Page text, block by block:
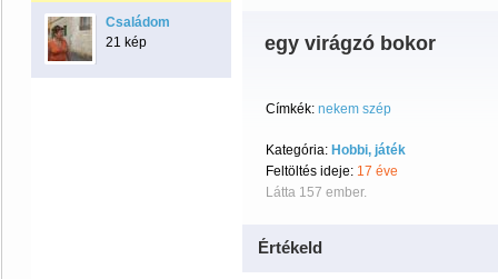
Családom
21 kép
egy virágzó bokor
Címkék: nekem szép
Kategória: Hobbi, játék
Feltöltés ideje: 17 éve
Látta 157 ember.
Értékeld